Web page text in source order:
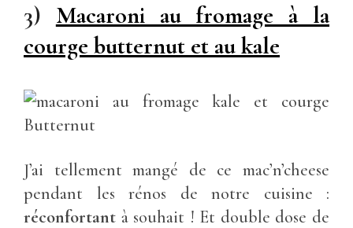
3) Macaroni au fromage à la
courge butternut et au kale
J’ai tellement mangé de ce mac’n’cheese
pendant les rénos de notre cuisine :
réconfortant à souhait ! Et double dose de